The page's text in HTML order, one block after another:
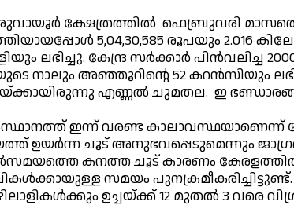
ക്ഷേത്രത്തില്‍ ഫെബ്രുവരി
5,04,30,585 രൂപയും 2.016
ലഭിച്ചു. കേന്ദ്ര സര്‍ക്കാര്‍ പിന്‍വലിച്ച
നാലും അഞ്ഞൂറിന്റെ 52 കറന്‍സിയും
എണ്ണല്‍ ചുമതല. ഇ
ഇന്ന് വരണ്ട കാലാവസ്ഥയാണെന്ന്
ഉയര്‍ന്ന ചൂട് അനുഭവപ്പെടുമെന്നും
കനത്ത ചൂട് കാരണം
സമയം
ഉച്ചയ്ക്ക് 12 മുതല്‍ 3 വരെ